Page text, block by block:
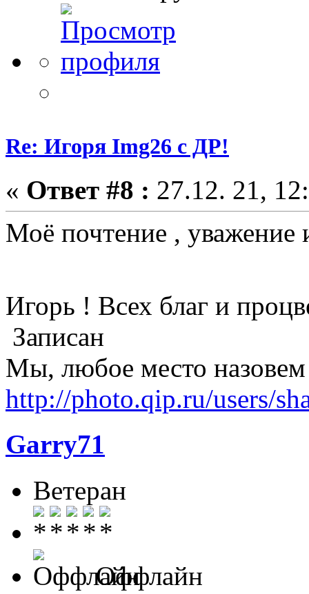
Re: Игоря Img26 с ДР!
« Ответ #8 : 27.12. 21,
Моё почтение , уважение
Игорь ! Всех благ и
Записан
Мы, любое место назовем
http://photo.qip.ru/users/
Garry71
Ветеран
Оффлайн